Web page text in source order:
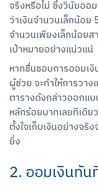
จริงหรือไม่ ซึ่งวินัยออ
ว่าเงินจำนวนเล็กน้อ
จำนวนเพียงเล็กน้อยส
เป้าหมายอย่างแน่วแน่
หากชื่นชอบการออมเงิ
ผู้ช่วย จะทำให้การวา
ตารางดังกล่าวออกแ
หลักร้อยบาทเลยทีเดีย
ตั้งใจเก็บเงินอย่างจริ
ยิ่ง
2. ออมเงินทัน